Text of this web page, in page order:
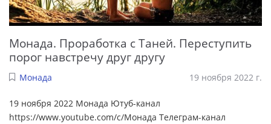
Монада. Проработка с Таней. Переступить
порог навстречу друг другу
Монада 19 ноября 2022 г.
19 ноября 2022 Монада Ютуб-канал
https://www.youtube.com/c/Монада Телеграм-канал